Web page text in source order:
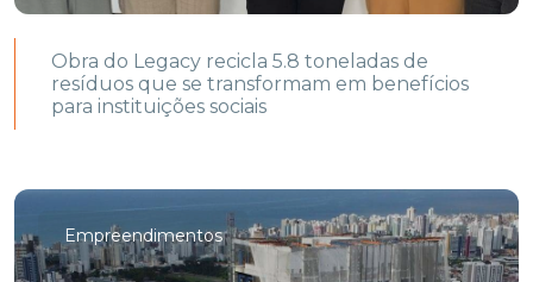
Obra do Legacy recicla 5.8 toneladas de
resíduos que se transformam em benefícios
para instituições sociais
Empreendimentos